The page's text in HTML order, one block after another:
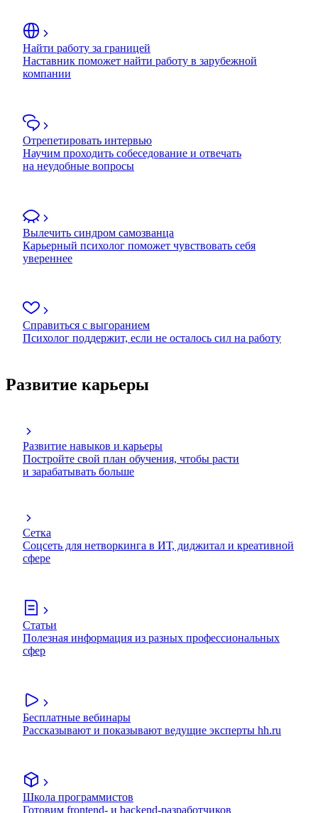
Найти работу за границей
Наставник поможет найти работу в зарубежной
компании
Отрепетировать интервью
Научим проходить собеседование и отвечать
на неудобные вопросы
Вылечить синдром самозванца
Карьерный психолог поможет чувствовать себя
увереннее
Справиться с выгоранием
Психолог поддержит, если не осталось сил на работу
Развитие карьеры
Развитие навыков и карьеры
Постройте свой план обучения, чтобы расти
и зарабатывать больше
Сетка
Соцсеть для нетворкинга в ИТ, диджитал и креативной
сфере
Статьи
Полезная информация из разных профессиональных
сфер
Бесплатные вебинары
Рассказывают и показывают ведущие эксперты hh.ru
Школа программистов
Готовим frontend- и backend-разработчиков